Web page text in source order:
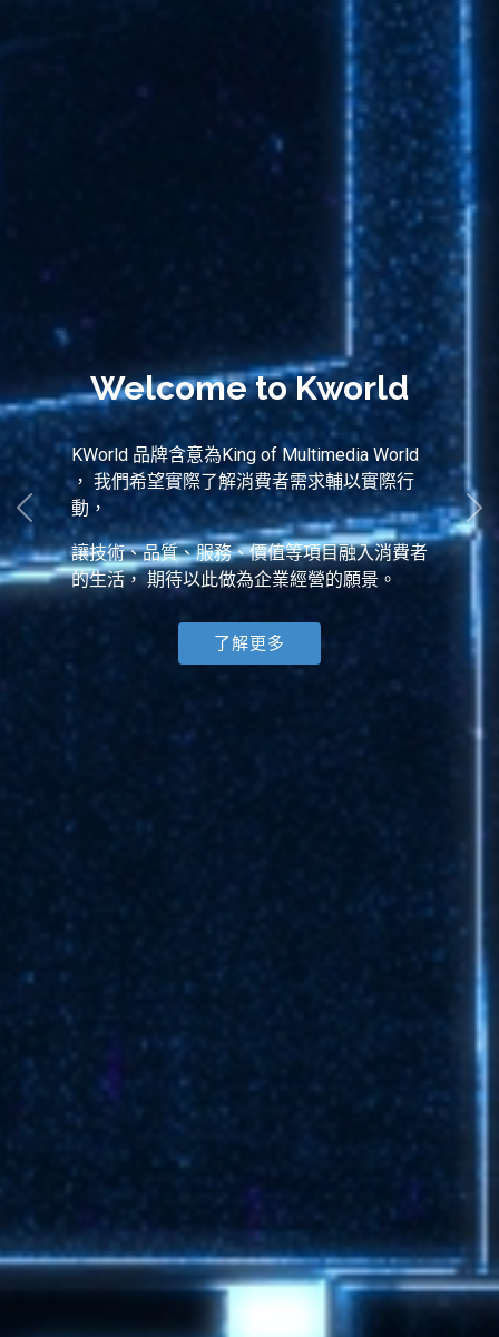
Welcome to Kworld
KWorld 品牌含意為King of Multimedia World
， 我們希望實際了解消費者需求輔以實際行
動，
讓技術、品質、服務、價值等項目融入消費者
的生活， 期待以此做為企業經營的願景。
了解更多